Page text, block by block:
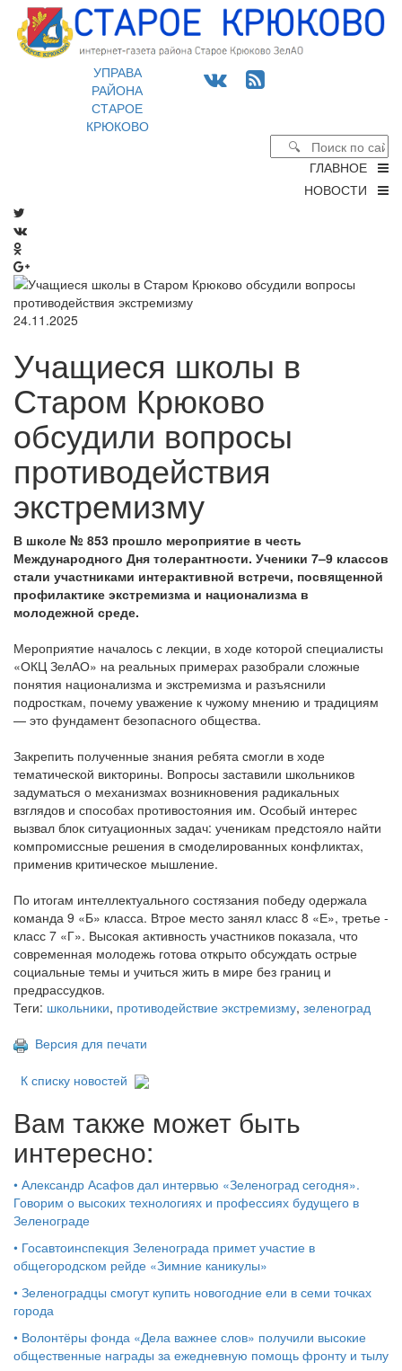
УПРАВА
РАЙОНА
СТАРОЕ
КРЮКОВО
ГЛАВНОЕ
НОВОСТИ
24.11.2025
Учащиеся школы в
Старом Крюково
обсудили вопросы
противодействия
экстремизму
В школе № 853 прошло мероприятие в честь
Международного Дня толерантности. Ученики 7–9 классов
стали участниками интерактивной встречи, посвященной
профилактике экстремизма и национализма в
молодежной среде.
Мероприятие началось с лекции, в ходе которой специалисты
«ОКЦ ЗелАО» на реальных примерах разобрали сложные
понятия национализма и экстремизма и разъяснили
подросткам, почему уважение к чужому мнению и традициям
— это фундамент безопасного общества.
Закрепить полученные знания ребята смогли в ходе
тематической викторины. Вопросы заставили школьников
задуматься о механизмах возникновения радикальных
взглядов и способах противостояния им. Особый интерес
вызвал блок ситуационных задач: ученикам предстояло найти
компромиссные решения в смоделированных конфликтах,
применив критическое мышление.
По итогам интеллектуального состязания победу одержала
команда 9 «Б» класса. Втрое место занял класс 8 «Е», третье -
класс 7 «Г». Высокая активность участников показала, что
современная молодежь готова открыто обсуждать острые
социальные темы и учиться жить в мире без границ и
предрассудков.
Теги: школьники, противодействие экстремизму, зеленоград
Версия для печати
К списку новостей
Вам также может быть
интересно:
• Александр Асафов дал интервью «Зеленоград сегодня».
Говорим о высоких технологиях и профессиях будущего в
Зеленограде
• Госавтоинспекция Зеленограда примет участие в
общегородском рейде «Зимние каникулы»
• Зеленоградцы смогут купить новогодние ели в семи точках
города
• Волонтёры фонда «Дела важнее слов» получили высокие
общественные награды за ежедневную помощь фронту и тылу